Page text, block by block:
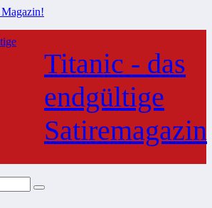
Titanic - das
endgültige
Satiremagazin